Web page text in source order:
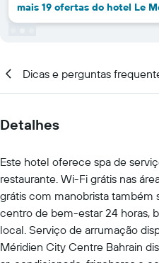
mais 19 ofertas do hotel Le
Dicas e perguntas
Detalhes
Este hotel oferece spa de
restaurante. Wi-Fi grátis nas
grátis com manobrista também
centro de bem-estar 24 horas,
local. Serviço de arrumação
Méridien City Centre Bahrain